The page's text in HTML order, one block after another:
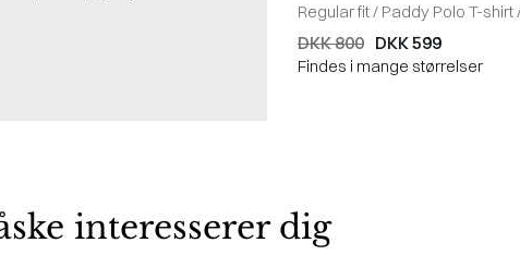
Regular fit/ Paddy Polo T-shirt
DKK 800 DKK 599
Findes i mange størrelser
interesserer dig